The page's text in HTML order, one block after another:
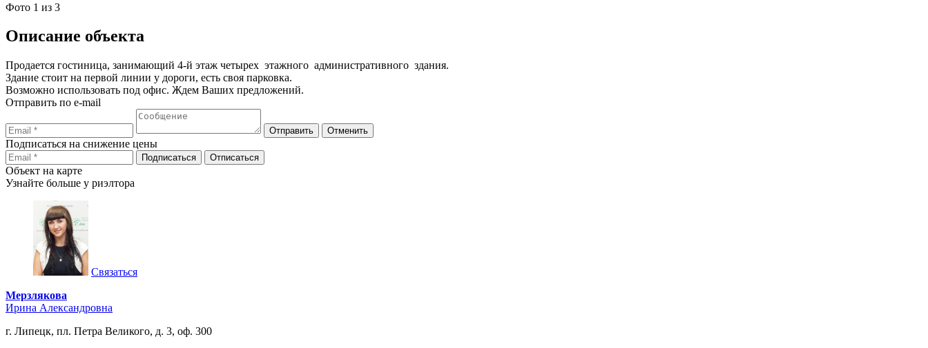
Фото 1 из 3
Описание объекта
Продается гостиница, занимающий 4-й этаж четырех этажного административного здания.
Здание стоит на первой линии у дороги, есть своя парковка.
Возможно использовать под офис. Ждем Ваших предложений.
Отправить по e-mail
Подписаться на снижение цены
Объект на карте
Узнайте больше у риэлтора
Связаться
Мерзлякова
Ирина Александровна
г. Липецк, пл. Петра Великого, д. 3, оф. 300